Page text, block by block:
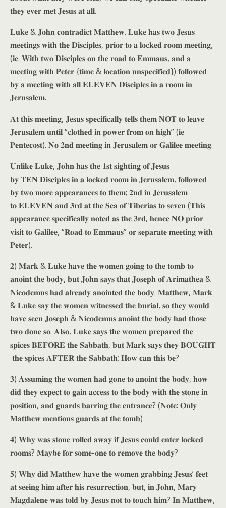
𝐭𝐡𝐞𝐲 𝐞𝐯𝐞𝐫 𝐦𝐞𝐭 𝐉𝐞𝐬𝐮𝐬 𝐚𝐭 𝐚𝐥𝐥.
𝐋𝐮𝐤𝐞 & 𝐉𝐨𝐡𝐧 𝐜𝐨𝐧𝐭𝐫𝐚𝐝𝐢𝐜𝐭 𝐌𝐚𝐭𝐭𝐡𝐞𝐰. 𝐋𝐮𝐤𝐞 𝐡𝐚𝐬 𝐭𝐰𝐨 𝐉𝐞𝐬𝐮𝐬
𝐦𝐞𝐞𝐭𝐢𝐧𝐠𝐬 𝐰𝐢𝐭𝐡 𝐭𝐡𝐞 𝐃𝐢𝐬𝐜𝐢𝐩𝐥𝐞𝐬, 𝐩𝐫𝐢𝐨𝐫 𝐭𝐨 𝐚 𝐥𝐨𝐜𝐤𝐞𝐝 𝐫𝐨𝐨𝐦 𝐦𝐞𝐞𝐭𝐢𝐧𝐠,
(𝐢𝐞. 𝐖𝐢𝐭𝐡 𝐭𝐰𝐨 𝐃𝐢𝐬𝐜𝐢𝐩𝐥𝐞𝐬 𝐨𝐧 𝐭𝐡𝐞 𝐫𝐨𝐚𝐝 𝐭𝐨 𝐄𝐦𝐦𝐚𝐮𝐬, 𝐚𝐧𝐝 𝐚
𝐦𝐞𝐞𝐭𝐢𝐧𝐠 𝐰𝐢𝐭𝐡 𝐏𝐞𝐭𝐞𝐫 {𝐭𝐢𝐦𝐞 & 𝐥𝐨𝐜𝐚𝐭𝐢𝐨𝐧 𝐮𝐧𝐬𝐩𝐞𝐜𝐢𝐟𝐢𝐞𝐝}) 𝐟𝐨𝐥𝐥𝐨𝐰𝐞𝐝
𝐛𝐲 𝐚 𝐦𝐞𝐞𝐭𝐢𝐧𝐠 𝐰𝐢𝐭𝐡 𝐚𝐥𝐥 𝐄𝐋𝐄𝐕𝐄𝐍 𝐃𝐢𝐬𝐜𝐢𝐩𝐥𝐞𝐬 𝐢𝐧 𝐚 𝐫𝐨𝐨𝐦 𝐢𝐧
𝐉𝐞𝐫𝐮𝐬𝐚𝐥𝐞𝐦.
𝐀𝐭 𝐭𝐡𝐢𝐬 𝐦𝐞𝐞𝐭𝐢𝐧𝐠, 𝐉𝐞𝐬𝐮𝐬 𝐬𝐩𝐞𝐜𝐢𝐟𝐢𝐜𝐚𝐥𝐥𝐲 𝐭𝐞𝐥𝐥𝐬 𝐭𝐡𝐞𝐦 𝐍𝐎𝐓 𝐭𝐨 𝐥𝐞𝐚𝐯𝐞
𝐉𝐞𝐫𝐮𝐬𝐚𝐥𝐞𝐦 𝐮𝐧𝐭𝐢𝐥 “𝐜𝐥𝐨𝐭𝐡𝐞𝐝 𝐢𝐧 𝐩𝐨𝐰𝐞𝐫 𝐟𝐫𝐨𝐦 𝐨𝐧 𝐡𝐢𝐠𝐡” (𝐢𝐞
𝐏𝐞𝐧𝐭𝐞𝐜𝐨𝐬𝐭). 𝐍𝐨 𝟐𝐧𝐝 𝐦𝐞𝐞𝐭𝐢𝐧𝐠 𝐢𝐧 𝐉𝐞𝐫𝐮𝐬𝐚𝐥𝐞𝐦 𝐨𝐫 𝐆𝐚𝐥𝐢𝐥𝐞𝐞 𝐦𝐞𝐞𝐭𝐢𝐧𝐠.
𝐔𝐧𝐥𝐢𝐤𝐞 𝐋𝐮𝐤𝐞, 𝐉𝐨𝐡𝐧 𝐡𝐚𝐬 𝐭𝐡𝐞 𝟏𝐬𝐭 𝐬𝐢𝐠𝐡𝐭𝐢𝐧𝐠 𝐨𝐟 𝐉𝐞𝐬𝐮𝐬
𝐛𝐲 𝐓𝐄𝐍 𝐃𝐢𝐬𝐜𝐢𝐩𝐥𝐞𝐬 𝐢𝐧 𝐚 𝐥𝐨𝐜𝐤𝐞𝐝 𝐫𝐨𝐨𝐦 𝐢𝐧 𝐉𝐞𝐫𝐮𝐬𝐚𝐥𝐞𝐦, 𝐟𝐨𝐥𝐥𝐨𝐰𝐞𝐝
𝐛𝐲 𝐭𝐰𝐨 𝐦𝐨𝐫𝐞 𝐚𝐩𝐩𝐞𝐚𝐫𝐚𝐧𝐜𝐞𝐬 𝐭𝐨 𝐭𝐡𝐞𝐦; 𝟐𝐧𝐝 𝐢𝐧 𝐉𝐞𝐫𝐮𝐬𝐚𝐥𝐞𝐦
𝐭𝐨 𝐄𝐋𝐄𝐕𝐄𝐍 𝐚𝐧𝐝 𝟑𝐫𝐝 𝐚𝐭 𝐭𝐡𝐞 𝐒𝐞𝐚 𝐨𝐟 𝐓𝐢𝐛𝐞𝐫𝐢𝐚𝐬 𝐭𝐨 𝐬𝐞𝐯𝐞𝐧 (𝐓𝐡𝐢𝐬
𝐚𝐩𝐩𝐞𝐚𝐫𝐚𝐧𝐜𝐞 𝐬𝐩𝐞𝐜𝐢𝐟𝐢𝐜𝐚𝐥𝐥𝐲 𝐧𝐨𝐭𝐞𝐝 𝐚𝐬 𝐭𝐡𝐞 𝟑𝐫𝐝, 𝐡𝐞𝐧𝐜𝐞 𝐍𝐎 𝐩𝐫𝐢𝐨𝐫
𝐯𝐢𝐬𝐢𝐭 𝐭𝐨 𝐆𝐚𝐥𝐢𝐥𝐞𝐞, “𝐑𝐨𝐚𝐝 𝐭𝐨 𝐄𝐦𝐦𝐚𝐮𝐬” 𝐨𝐫 𝐬𝐞𝐩𝐚𝐫𝐚𝐭𝐞 𝐦𝐞𝐞𝐭𝐢𝐧𝐠 𝐰𝐢𝐭𝐡
𝐏𝐞𝐭𝐞𝐫).
𝟐) 𝐌𝐚𝐫𝐤 & 𝐋𝐮𝐤𝐞 𝐡𝐚𝐯𝐞 𝐭𝐡𝐞 𝐰𝐨𝐦𝐞𝐧 𝐠𝐨𝐢𝐧𝐠 𝐭𝐨 𝐭𝐡𝐞 𝐭𝐨𝐦𝐛 𝐭𝐨
𝐚𝐧𝐨𝐢𝐧𝐭 𝐭𝐡𝐞 𝐛𝐨𝐝𝐲, 𝐛𝐮𝐭 𝐉𝐨𝐡𝐧 𝐬𝐚𝐲𝐬 𝐭𝐡𝐚𝐭 𝐉𝐨𝐬𝐞𝐩𝐡 𝐨𝐟 𝐀𝐫𝐢𝐦𝐚𝐭𝐡𝐞𝐚 &
𝐍𝐢𝐜𝐨𝐝𝐞𝐦𝐮𝐬 𝐡𝐚𝐝 𝐚𝐥𝐫𝐞𝐚𝐝𝐲 𝐚𝐧𝐨𝐢𝐧𝐭𝐞𝐝 𝐭𝐡𝐞 𝐛𝐨𝐝𝐲. 𝐌𝐚𝐭𝐭𝐡𝐞𝐰, 𝐌𝐚𝐫𝐤
& 𝐋𝐮𝐤𝐞 𝐬𝐚𝐲 𝐭𝐡𝐞 𝐰𝐨𝐦𝐞𝐧 𝐰𝐢𝐭𝐧𝐞𝐬𝐬𝐞𝐝 𝐭𝐡𝐞 𝐛𝐮𝐫𝐢𝐚𝐥, 𝐬𝐨 𝐭𝐡𝐞𝐲 𝐰𝐨𝐮𝐥𝐝
𝐡𝐚𝐯𝐞 𝐬𝐞𝐞𝐧 𝐉𝐨𝐬𝐞𝐩𝐡 & 𝐍𝐢𝐜𝐨𝐝𝐞𝐦𝐮𝐬 𝐚𝐧𝐨𝐢𝐧𝐭 𝐭𝐡𝐞 𝐛𝐨𝐝𝐲 𝐡𝐚𝐝 𝐭𝐡𝐨𝐬𝐞
𝐭𝐰𝐨 𝐝𝐨𝐧𝐞 𝐬𝐨. 𝐀𝐥𝐬𝐨, 𝐋𝐮𝐤𝐞 𝐬𝐚𝐲𝐬 𝐭𝐡𝐞 𝐰𝐨𝐦𝐞𝐧 𝐩𝐫𝐞𝐩𝐚𝐫𝐞𝐝 𝐭𝐡𝐞
𝐬𝐩𝐢𝐜𝐞𝐬 𝐁𝐄𝐅𝐎𝐑𝐄 𝐭𝐡𝐞 𝐒𝐚𝐛𝐛𝐚𝐭𝐡, 𝐛𝐮𝐭 𝐌𝐚𝐫𝐤 𝐬𝐚𝐲𝐬 𝐭𝐡𝐞𝐲 𝐁𝐎𝐔𝐆𝐇𝐓
𝐭𝐡𝐞 𝐬𝐩𝐢𝐜𝐞𝐬 𝐀𝐅𝐓𝐄𝐑 𝐭𝐡𝐞 𝐒𝐚𝐛𝐛𝐚𝐭𝐡; 𝐇𝐨𝐰 𝐜𝐚𝐧 𝐭𝐡𝐢𝐬 𝐛𝐞?
𝟑) 𝐀𝐬𝐬𝐮𝐦𝐢𝐧𝐠 𝐭𝐡𝐞 𝐰𝐨𝐦𝐞𝐧 𝐡𝐚𝐝 𝐠𝐨𝐧𝐞 𝐭𝐨 𝐚𝐧𝐨𝐢𝐧𝐭 𝐭𝐡𝐞 𝐛𝐨𝐝𝐲, 𝐡𝐨𝐰
𝐝𝐢𝐝 𝐭𝐡𝐞𝐲 𝐞𝐱𝐩𝐞𝐜𝐭 𝐭𝐨 𝐠𝐚𝐢𝐧 𝐚𝐜𝐜𝐞𝐬𝐬 𝐭𝐨 𝐭𝐡𝐞 𝐛𝐨𝐝𝐲 𝐰𝐢𝐭𝐡 𝐭𝐡𝐞 𝐬𝐭𝐨𝐧𝐞 𝐢𝐧
𝐩𝐨𝐬𝐢𝐭𝐢𝐨𝐧, 𝐚𝐧𝐝 𝐠𝐮𝐚𝐫𝐝𝐬 𝐛𝐚𝐫𝐫𝐢𝐧𝐠 𝐭𝐡𝐞 𝐞𝐧𝐭𝐫𝐚𝐧𝐜𝐞? (𝐍𝐨𝐭𝐞: 𝐎𝐧𝐥𝐲
𝐌𝐚𝐭𝐭𝐡𝐞𝐰 𝐦𝐞𝐧𝐭𝐢𝐨𝐧𝐬 𝐠𝐮𝐚𝐫𝐝𝐬 𝐚𝐭 𝐭𝐡𝐞 𝐭𝐨𝐦𝐛)
𝟒) 𝐖𝐡𝐲 𝐰𝐚𝐬 𝐬𝐭𝐨𝐧𝐞 𝐫𝐨𝐥𝐥𝐞𝐝 𝐚𝐰𝐚𝐲 𝐢𝐟 𝐉𝐞𝐬𝐮𝐬 𝐜𝐨𝐮𝐥𝐝 𝐞𝐧𝐭𝐞𝐫 𝐥𝐨𝐜𝐤𝐞𝐝
𝐫𝐨𝐨𝐦𝐬? 𝐌𝐚𝐲𝐛𝐞 𝐟𝐨𝐫 𝐬𝐨𝐦𝐞-𝐨𝐧𝐞 𝐭𝐨 𝐫𝐞𝐦𝐨𝐯𝐞 𝐭𝐡𝐞 𝐛𝐨𝐝𝐲?
𝟓) 𝐖𝐡𝐲 𝐝𝐢𝐝 𝐌𝐚𝐭𝐭𝐡𝐞𝐰 𝐡𝐚𝐯𝐞 𝐭𝐡𝐞 𝐰𝐨𝐦𝐞𝐧 𝐠𝐫𝐚𝐛𝐛𝐢𝐧𝐠 𝐉𝐞𝐬𝐮𝐬’ 𝐟𝐞𝐞𝐭
𝐚𝐭 𝐬𝐞𝐞𝐢𝐧𝐠 𝐡𝐢𝐦 𝐚𝐟𝐭𝐞𝐫 𝐡𝐢𝐬 𝐫𝐞𝐬𝐮𝐫𝐫𝐞𝐜𝐭𝐢𝐨𝐧, 𝐛𝐮𝐭, 𝐢𝐧 𝐉𝐨𝐡𝐧, 𝐌𝐚𝐫𝐲
𝐌𝐚𝐠𝐝𝐚𝐥𝐞𝐧𝐞 𝐰𝐚𝐬 𝐭𝐨𝐥𝐝 𝐛𝐲 𝐉𝐞𝐬𝐮𝐬 𝐧𝐨𝐭 𝐭𝐨 𝐭𝐨𝐮𝐜𝐡 𝐡𝐢𝐦? 𝐈𝐧 𝐌𝐚𝐭𝐭𝐡𝐞𝐰,